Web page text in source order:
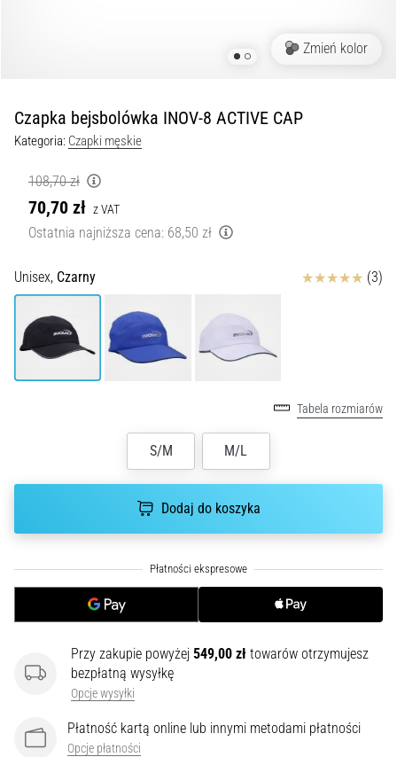
prawidłowo
wykonywać?
praktyce
shuttle
run
testuje
zwinność
i
zmianę
kierunku.
Jak
wykonać
Kolano
biegacza:
profilaktyka
biegacza,
znane
Zmień kolor
Czapka bejsbolówka INOV-8 ACTIVE CAP
Kategoria: Czapki męskie
108,70 zł
70,70 zł z VAT
Ostatnia najniższa cena: 68,50 zł
Unisex, Czarny Ocena (3)
Tabela rozmiarów
S/M M/L
Dodaj do koszyka
Przy zakupie powyżej 549,00 zł towarów otrzymujesz
bezpłatną wysyłkę
Opcje wysyłki
Płatność kartą online lub innymi metodami płatności
Opcje płatności